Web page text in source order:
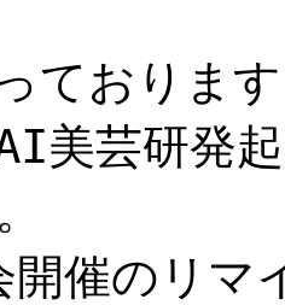
ておりま
美芸研発
開催のリマ